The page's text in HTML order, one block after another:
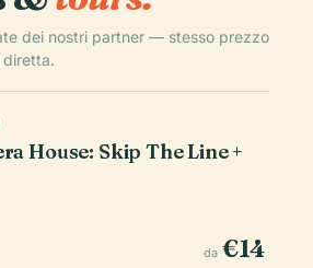
dei nostri partner — stesso prezzo
diretta.
House: Skip The Line +
da €14